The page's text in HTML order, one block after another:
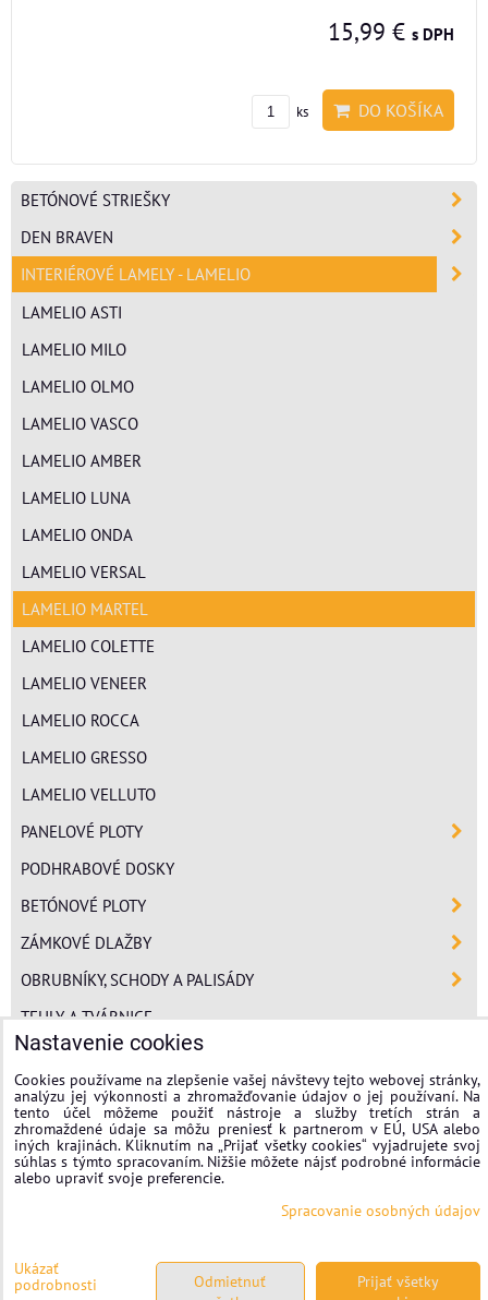
15,99 € s DPH
ks DO KOŠÍKA
BETÓNOVÉ STRIEŠKY
DEN BRAVEN
INTERIÉROVÉ LAMELY - LAMELIO
LAMELIO ASTI
LAMELIO MILO
LAMELIO OLMO
LAMELIO VASCO
LAMELIO AMBER
LAMELIO LUNA
LAMELIO ONDA
LAMELIO VERSAL
LAMELIO MARTEL
LAMELIO COLETTE
LAMELIO VENEER
LAMELIO ROCCA
LAMELIO GRESSO
LAMELIO VELLUTO
PANELOVÉ PLOTY
PODHRABOVÉ DOSKY
BETÓNOVÉ PLOTY
ZÁMKOVÉ DLAŽBY
OBRUBNÍKY, SCHODY A PALISÁDY
TEHLY A TVÁRNICE
POLYSTYRÉN
MINERÁLNA VLNA
FASÁDNE OMIETKY
stavplotstavebniny
Nastavenie cookies Spracovanie osobných údajov
Nastavenie cookies
Cookies používame na zlepšenie vašej návštevy tejto webovej stránky,
analýzu jej výkonnosti a zhromažďovanie údajov o jej používaní. Na
tento účel môžeme použiť nástroje a služby tretích strán a
zhromaždené údaje sa môžu preniesť k partnerom v EÚ, USA alebo
iných krajinách. Kliknutím na „Prijať všetky cookies“ vyjadrujete svoj
súhlas s týmto spracovaním. Nižšie môžete nájsť podrobné informácie
alebo upraviť svoje preferencie.
Spracovanie osobných údajov
Ukázať
podrobnosti
Prijať všetky
Odmietnuť